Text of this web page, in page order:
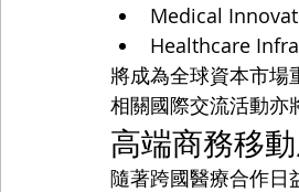
Medical
Healthcare
將成為全球資本市場
相關國際交流活動亦
高端商務移
隨著跨國醫療合作日